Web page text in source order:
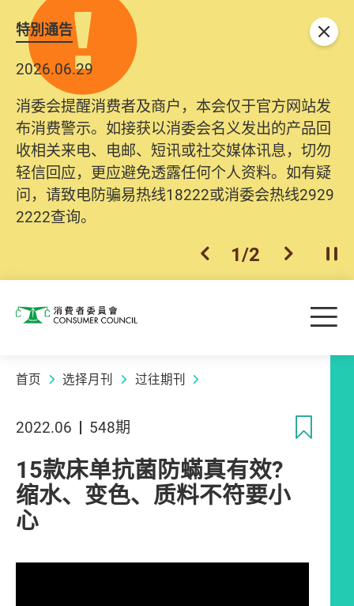
特別通告
2026.06.29
消委会提醒消费者及商户，本会仅于官方网站发
布消费警示。如接获以消委会名义发出的产品回
收相关来电、电邮、短讯或社交媒体讯息，切勿
轻信回应，更应避免透露任何个人资料。如有疑
问，请致电防骗易热线18222或消委会热线2929
2222查询。
上一个
1/2 下一个开
关闭
消费者委员会 目
首页 选择月刊 过往期刊
2022.06 548期
15款床单抗菌防蟎真有效?
缩水、变色、质料不符要小
心